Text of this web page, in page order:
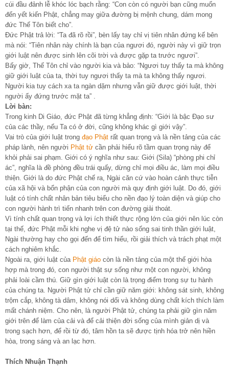
cúi đầu đảnh lễ khóc lóc bạch rằng: “Con còn có người bạn cũng muốn
đến yết kiến Phật, chẳng may giữa đường bị mệnh chung, dám mong
đức Thế Tôn biết cho”.
Đức Phật trả lời: “Ta đã rõ rồi”, bèn lấy tay chỉ vị tiên nhân đứng kế bên
mà nói: “Tiên nhân này chính là bạn của ngươi đó, người này vì giữ trọn
giới luật nên được sinh lên cõi trời và được gặp ta trước ngươi”.
Bấy giờ, Thế Tôn chỉ vào người kia và bảo: “Ngươi tuy thấy ta mà không
giữ giới luật của ta, thời tuy ngươi thấy ta mà ta không thấy ngươi.
Người kia tuy cách xa ta ngàn dặm nhưng vẫn giữ được giới luật, thời
người ấy đứng trước mặt ta” .
Lời bàn:
Trong kinh Di Giáo, đức Phật đã từng khẳng định: “Giới là bậc Đạo sư
của các thầy, nếu Ta có ở đời, cũng không khác gì giới vậy”.
Vai trò của giới luật trong đạo Phật rất quan trọng và là nền tảng của các
pháp lành, nên người Phật tử cần phải hiểu rõ tầm quan trọng này để
khỏi phải sai phạm. Giới có ý nghĩa như sau: Giới (Sila) “phòng phi chỉ
ác”, nghĩa là đề phòng đều trái quấy, dừng chỉ mọi điều ác, làm mọi điều
thiện. Giới là do đức Phật chế ra, Ngài căn cứ vào hoàn cảnh thực tiễn
của xã hội và bổn phận của con người mà quy định giới luật. Do đó, giới
luật có tính chất nhân bản tiêu biểu cho nền đạo lý toàn diện và giúp cho
con người hành trì tiến nhanh trên con đường giải thoát.
Vì tính chất quan trọng và lợi ích thiết thực rộng lớn của giới nên lúc còn
tại thế, đức Phật mỗi khi nghe vị đệ tử nào sống sai tinh thần giới luật,
Ngài thường hay cho gọi đến để tìm hiểu, rồi giải thích và trách phạt một
cách nghiêm khắc.
Ngoài ra, giới luật của Phật giáo còn là nền tảng của một thế giới hòa
hợp mà trong đó, con người thật sự sống như một con người, không
phải loài cầm thú. Giữ gìn giới luật còn là trọng điểm trong sự tu hành
của chúng ta. Người Phật tử chỉ cần giữ năm giới: không sát sinh, không
trộm cắp, không tà dâm, không nói dối và không dùng chất kích thích làm
mất chánh niệm. Cho nên, là người Phật tử, chúng ta phải giữ gìn năm
giới trên để làm của cải và để cải thiện đời sống của mình giản dị và
trong sạch hơn, để rồi từ đó, tâm hồn ta sẽ được tịnh hóa trở nên hiền
hòa, trong sáng và an lạc hơn.
Thích Nhuận Thạnh